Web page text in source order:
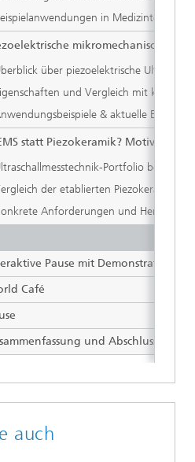
in Medizintechnik
mikromechanische
über piezoelektrische
und Vergleich mit
& aktuelle
statt Piezokeramik?
Portfolio bei
der etablierten Piezokeramik-
Anforderungen und
Pause mit Demonstratoren
Café
und
auch